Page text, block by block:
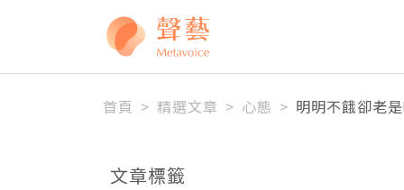
全站搜尋
首頁 > 精選文章 > 心態 > 明明不餓卻老
文章標籤